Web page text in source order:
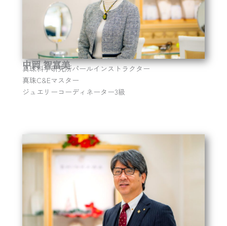
中岡 智富美
真珠科学研究所パールインストラクター
真珠C&Eマスター
ジュエリーコーディネーター3級